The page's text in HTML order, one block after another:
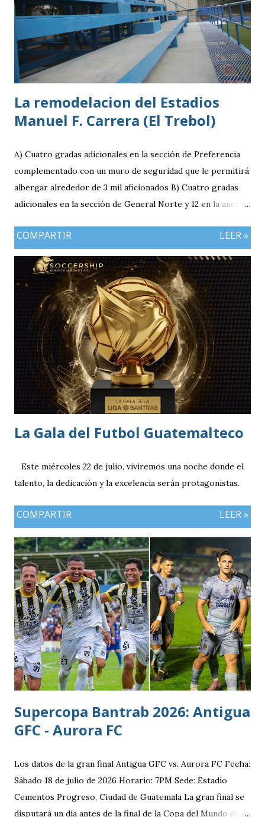
División antes de conseguir el ascenso a la máxima
categoría.
La remodelacion del Estadios
Manuel F. Carrera (El Trebol)
A) Cuatro gradas adicionales en la sección de Preferencia
complementado con un muro de seguridad que le permitirá
albergar alrededor de 3 mil aficionados B) Cuatro gradas
adicionales en la sección de General Norte y 12 en la anexa
El área de la General Sur con entrada independiente será
ahora la localidad para los visitantes. En resumen el aforo
del estadio queda ahora en 7 mil aficionados. Este domingo
se implementará un parqueo cuyo costo es de Q25
quetzales pero tiene un cupo limitadp. Continúa vigente el
servicio anterior en donde los aficionados se podrán
estacionar en el Parqueo de Tikal Futura. via.
COMPARTIR LEER »
La Gala del Futbol Guatemalteco
Este miércoles 22 de julio, viviremos una noche donde el
talento, la dedicación y la excelencia serán protagonistas.
COMPARTIR LEER »
Supercopa Bantrab 2026: Antigua
GFC - Aurora FC
Los datos de la gran final Antigua GFC vs. Aurora FC Fecha:
Sábado 18 de julio de 2026 Horario: 7PM Sede: Estadio
Cementos Progreso, Ciudad de Guatemala La gran final se
disputará un día antes de la final de la Copa del Mundo de la